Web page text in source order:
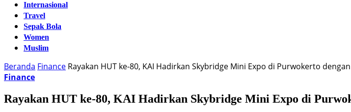
Internasional
Travel
Sepak Bola
Women
Muslim
Beranda Finance Rayakan HUT ke-80, KAI Hadirkan Skybridge Mini Expo di Purwokerto
Finance
Rayakan HUT ke-80, KAI Hadirkan Skybridge Mini Expo di